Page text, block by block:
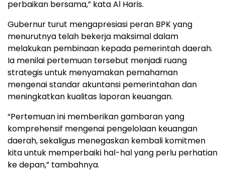
perbaikan bersama,” kata Al Haris.
Gubernur turut mengapresiasi peran BPK yang
menurutnya telah bekerja maksimal dalam
melakukan pembinaan kepada pemerintah daerah.
Ia menilai pertemuan tersebut menjadi ruang
strategis untuk menyamakan pemahaman
mengenai standar akuntansi pemerintahan dan
meningkatkan kualitas laporan keuangan.
“Pertemuan ini memberikan gambaran yang
komprehensif mengenai pengelolaan keuangan
daerah, sekaligus menegaskan kembali komitmen
kita untuk memperbaiki hal-hal yang perlu perhatian
ke depan,” tambahnya.